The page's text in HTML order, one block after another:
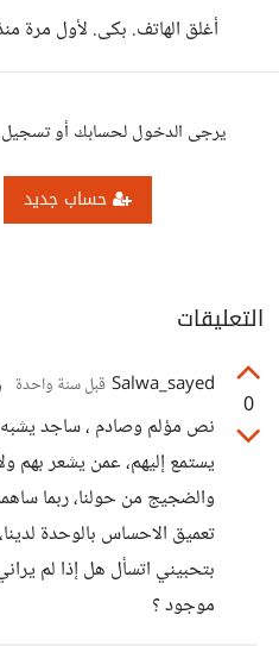
أغلق الهاتف. بكى. لأول مرة
يرجى الدخول لحسابك أو
حساب جديد
التعليقات
0
Salwa_sayed قبل سنة واحدة
نص مؤلم وصادم ، ساجد يشبه
يستمع إليهم، عمن يشعر بهم
والضجيج من حولنا، ربما
تعميق الاحساس بالوحدة
بتحبيني اتسأل هل إذا لم
موجود ؟